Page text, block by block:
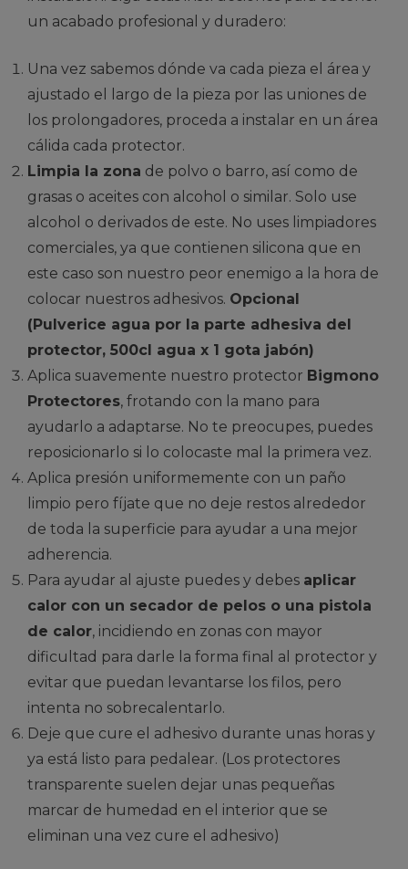
un acabado profesional y duradero:
Una vez sabemos dónde va cada pieza el área y
ajustado el largo de la pieza por las uniones de
los prolongadores, proceda a instalar en un área
cálida cada protector.
Limpia la zona de polvo o barro, así como de
grasas o aceites con alcohol o similar. Solo use
alcohol o derivados de este. No uses limpiadores
comerciales, ya que contienen silicona que en
este caso son nuestro peor enemigo a la hora de
colocar nuestros adhesivos. Opcional
(Pulverice agua por la parte adhesiva del
protector, 500cl agua x 1 gota jabón)
Aplica suavemente nuestro protector Bigmono
Protectores, frotando con la mano para
ayudarlo a adaptarse. No te preocupes, puedes
reposicionarlo si lo colocaste mal la primera vez.
Aplica presión uniformemente con un paño
limpio pero fíjate que no deje restos alrededor
de toda la superficie para ayudar a una mejor
adherencia.
Para ayudar al ajuste puedes y debes aplicar
calor con un secador de pelos o una pistola
de calor, incidiendo en zonas con mayor
dificultad para darle la forma final al protector y
evitar que puedan levantarse los filos, pero
intenta no sobrecalentarlo.
Deje que cure el adhesivo durante unas horas y
ya está listo para pedalear. (Los protectores
transparente suelen dejar unas pequeñas
marcar de humedad en el interior que se
eliminan una vez cure el adhesivo)